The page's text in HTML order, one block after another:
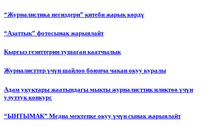
“Журналистика негиздери” китеби жарык көрдү
“Азаттык” фотосынак жарыялайт
Кыргыз гезиттерин тушаган каатчылык
Журналисттер үчүн шайлоо боюнча чакан окуу куралы
Адам укуктары жаатындагы мыкты журналисттик иликтөө үчүн
улуттук конкурс
“ЫНТЫМАК” Медиа мектепке окуу үчүн сынак жарыялайт